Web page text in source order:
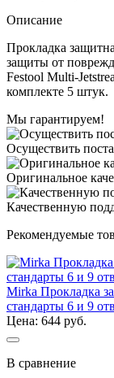
Описание
Прокладка
защиты от
Festool Multi-
комплекте 5 штук.
Мы гарантируем!
Осуществить
Оригинальное
Качественную
Рекомендуемые
Mirka Прокладка
стандарты 6 и 9
Цена: 644 руб.
В сравнение